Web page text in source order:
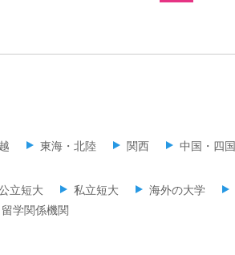
東海・北陸 関西 中国・四国
立短大 私立短大 海外の大学
留学関係機関